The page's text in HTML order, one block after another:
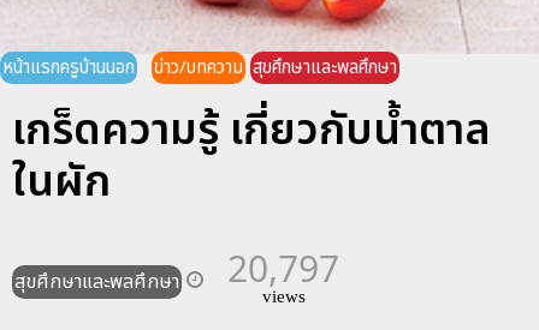
หน้าแรกครูบ้านนอก ข่าว/บทความ สุขศึกษาและพลศึกษา
เกร็ดความรู้ เกี่ยวกับน้ำตาล
ในผัก
สุขศึกษาและพลศึกษา 20,797
views